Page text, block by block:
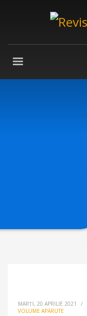
MARȚI, 20 APRILIE 2021 /
VOLUME APĂRUTE